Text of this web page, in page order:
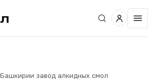
завод алкидных смол